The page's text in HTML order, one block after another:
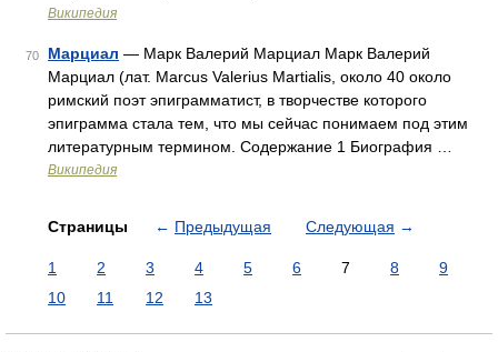
Википедия
70 Марциал — Марк Валерий Марциал Марк Валерий
Марциал (лат. Marcus Valerius Martialis, около 40 около
римский поэт эпиграмматист, в творчестве которого
эпиграмма стала тем, что мы сейчас понимаем под этим
литературным термином. Содержание 1 Биография …
Википедия
Страницы ← Предыдущая Следующая →
1 2 3 4 5 6 7 8
9
10
11 12 13